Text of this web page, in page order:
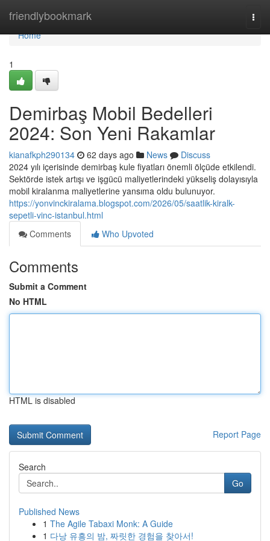
friendlybookmark
Home
Home
1
Demirbaş Mobil Bedelleri
2024: Son Yeni Rakamlar
kianafkph290134 62 days ago News
Discuss
2024 yılı içerisinde demirbaş kule fiyatları önemli ölçüde etkilendi.
Sektörde istek artışı ve işgücü maliyetlerindeki yükseliş dolayısıyla
mobil kiralanma maliyetlerine yansıma oldu bulunuyor.
https://yonvinckiralama.blogspot.com/2026/05/saatlik-kiralk-
sepetli-vinc-istanbul.html
Comments
Who Upvoted
Comments
Submit a Comment
No HTML
HTML is disabled
Report Page
Search
Go
Published News
1 The Agile Tabaxi Monk: A Guide
1 다낭 유흥의 밤, 짜릿한 경험을 찾아서!